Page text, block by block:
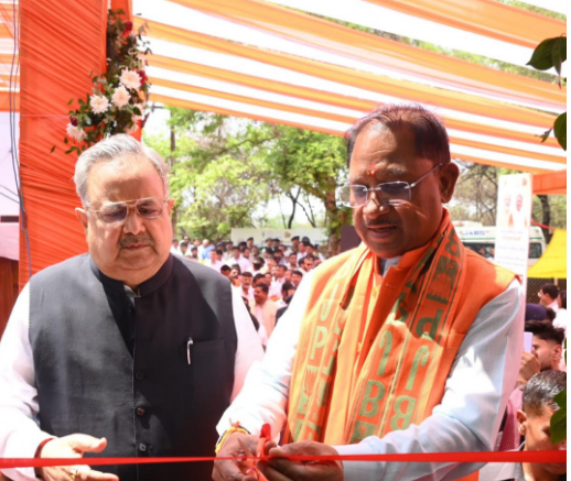
News:
अक्षय
ऊर्जा
का
अधिक
उपयोग
स्वच्छ,
सुरक्षित
भविष्य
की
ओर
ले
जाएगा
:
मुख्यमंत्री
विष्णु
देव
साय…